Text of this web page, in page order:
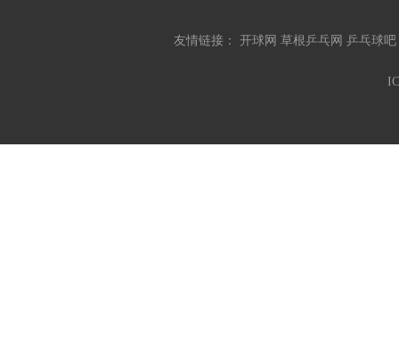
友情链接： 开球网 草根乒乓网 乒乓球吧